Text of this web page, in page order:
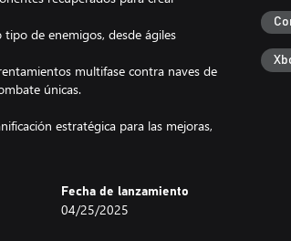
de enemigos, desde ágiles
multifase contra naves de
únicas.
estratégica para las mejoras,
Fecha de lanzamiento
04/25/2025